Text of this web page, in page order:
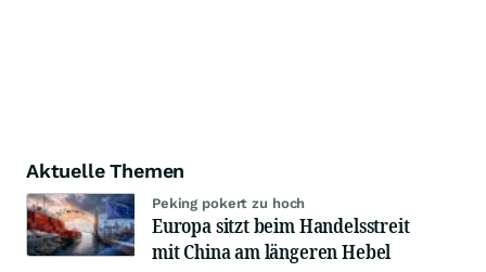
Aktuelle Themen
Peking pokert zu hoch
Europa sitzt beim Handelsstreit
mit China am längeren Hebel